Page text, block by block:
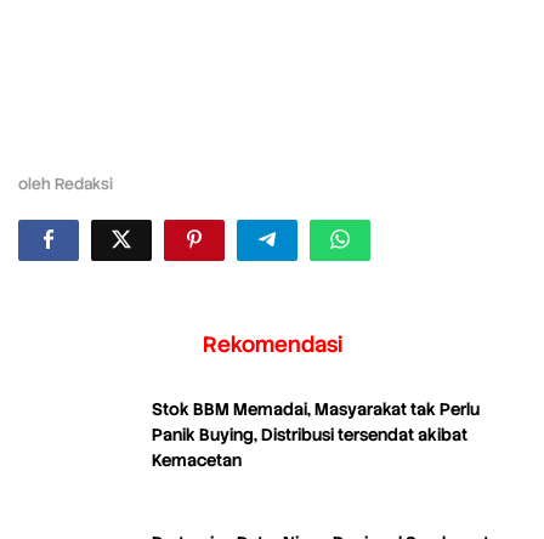
oleh Redaksi
Rekomendasi
Stok BBM Memadai, Masyarakat tak Perlu
Panik Buying, Distribusi tersendat akibat
Kemacetan